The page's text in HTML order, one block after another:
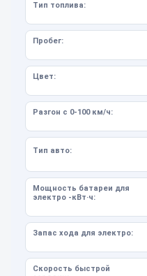
Тип топлива:
Пробег:
Цвет:
Разгон с 0-100 км/ч:
Тип авто:
Мощность батареи для
электро -кВт·ч:
Запас хода для электро:
Скорость быстрой